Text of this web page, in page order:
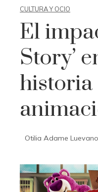
CULTURA Y OCIO
El
Story’
historia
Otilia Adame Luevano